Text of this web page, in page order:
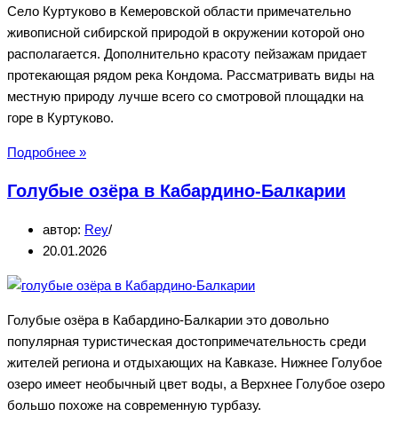
Село Куртуково в Кемеровской области примечательно
живописной сибирской природой в окружении которой оно
располагается. Дополнительно красоту пейзажам придает
протекающая рядом река Кондома. Рассматривать виды на
местную природу лучше всего со смотровой площадки на
горе в Куртуково.
Подробнее »Село
в
области
—
смотровая
на
горе
с
крестом
Голубые озёра в Кабардино-Балкарии
автор: Rey
20.01.2026
Голубые озёра в Кабардино-Балкарии это довольно
популярная туристическая достопримечательность среди
жителей региона и отдыхающих на Кавказе. Нижнее Голубое
озеро имеет необычный цвет воды, а Верхнее Голубое озеро
большо похоже на современную турбазу.